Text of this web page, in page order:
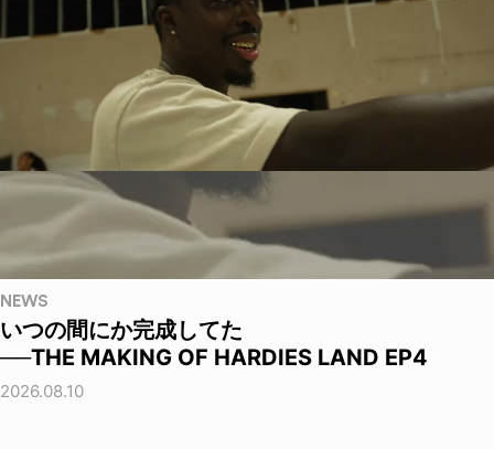
NEWS
いつの間にか完成してた
──THE MAKING OF HARDIES LAND EP4
2026.08.10